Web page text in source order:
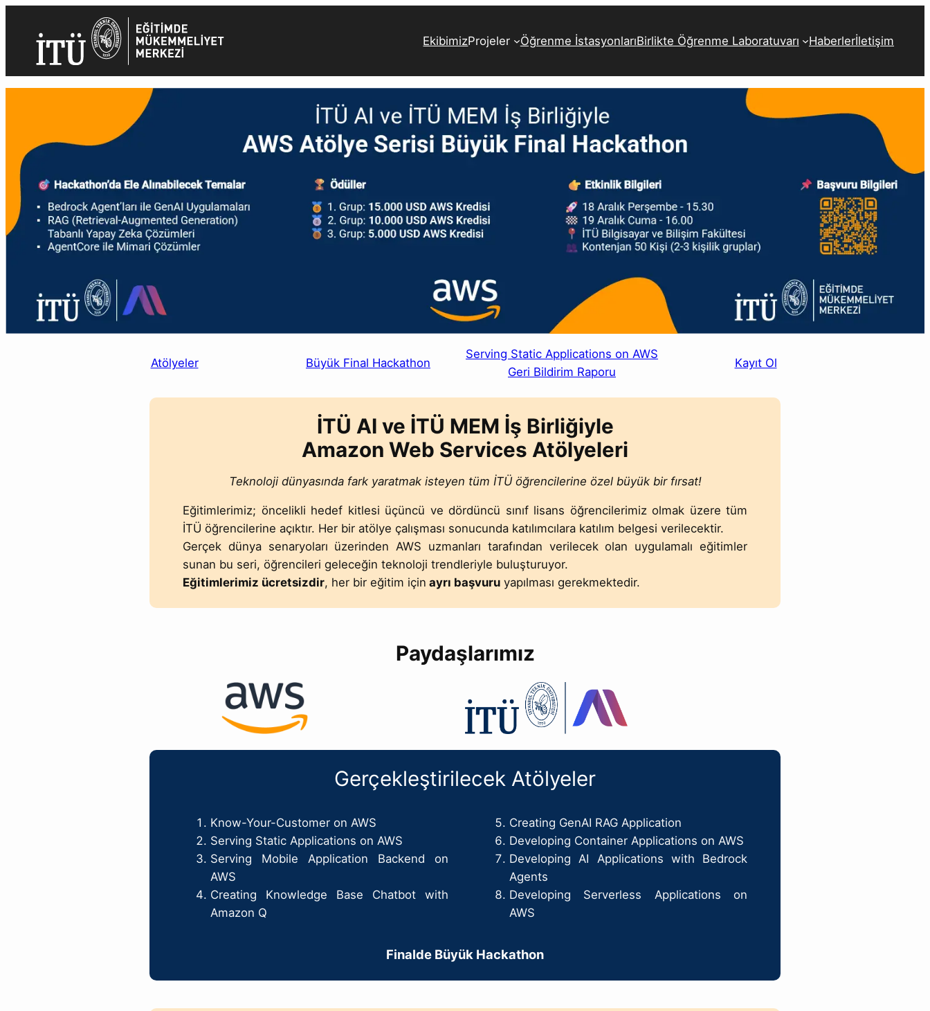
EkibimizProjeler Öğrenme İstasyonlarıBirlikte Öğrenme Laboratuvarı Haberlerİletişim
Atölyeler Büyük Final Hackathon
Serving Static Applications on AWS
Geri Bildirim Raporu
Kayıt Ol
İTÜ AI ve İTÜ MEM İş Birliğiyle
Amazon Web Services Atölyeleri
Teknoloji dünyasında fark yaratmak isteyen tüm İTÜ öğrencilerine özel büyük bir fırsat!
Eğitimlerimiz; öncelikli hedef kitlesi üçüncü ve dördüncü sınıf lisans öğrencilerimiz olmak üzere tüm
İTÜ öğrencilerine açıktır. Her bir atölye çalışması sonucunda katılımcılara katılım belgesi verilecektir.
Gerçek dünya senaryoları üzerinden AWS uzmanları tarafından verilecek olan uygulamalı eğitimler
sunan bu seri, öğrencileri geleceğin teknoloji trendleriyle buluşturuyor.
Eğitimlerimiz ücretsizdir, her bir eğitim için ayrı başvuru yapılması gerekmektedir.
Paydaşlarımız
Gerçekleştirilecek Atölyeler
Know-Your-Customer on AWS
Serving Static Applications on AWS
Serving Mobile Application Backend on
AWS
Creating Knowledge Base Chatbot with
Amazon Q
Creating GenAI RAG Application
Developing Container Applications on AWS
Developing AI Applications with Bedrock
Agents
Developing Serverless Applications on
AWS
Finalde Büyük Hackathon